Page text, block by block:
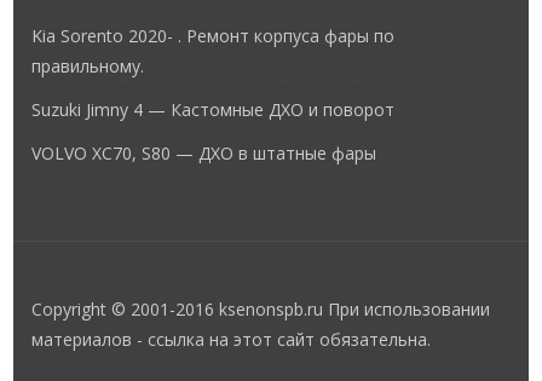
Kia Sorento 2020- . Ремонт корпуса фары по
правильному.
Suzuki Jimny 4 — Кастомные ДХО и поворот
VOLVO XC70, S80 — ДХО в штатные фары
Copyright © 2001-2016 ksenonspb.ru При использовании
материалов - ссылка на этот сайт обязательна.